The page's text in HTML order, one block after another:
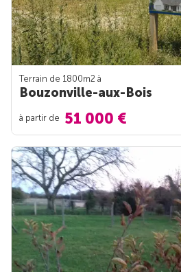
Terrain de 1800m2 à
Bouzonville-aux-Bois
à partir de 51 000 €